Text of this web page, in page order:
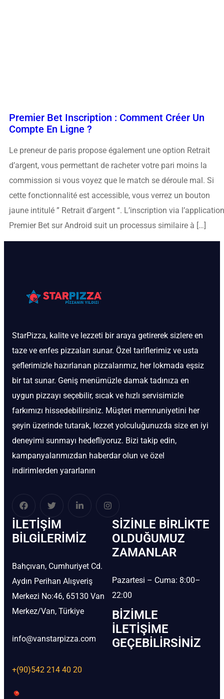
Premier Bet Inscription : Comment Créer Un
Compte En Ligne ?
Le preneur de paris propose également une option Retrait
d’argent, vous permettant de racheter votre pari moins la
commission si vous voyez que le match se déroule mal. Si
cette fonctionnalité est accessible, vous verrez un bouton
jaune intitulé ” Retrait d’argent “. L’inscription via l’application
Premier Bet sur Android suit un processus similaire à […]
StarPizza, kalite ve lezzeti bir araya getirerek sizlere en
taze ve enfes pizzaları sunar. Özel tariflerimiz ve usta
şeflerimizle hazırlanan pizzalarımız, her lokmada eşsiz
bir tat sunar. Geniş menümüzle damak tadınıza en
uygun pizzayı seçebilir, sıcak ve hızlı servisimizle
farkımızı hissedebilirsiniz. Müşteri memnuniyetini her
şeyin üzerinde tutarak, lezzet yolculuğunuzda size en iyi
deneyimi sunmayı hedefliyoruz. Bizi takip edin,
kampanyalarımızdan haberdar olun ve özel
indirimlerden yararlanın
İLETIŞIM
BİLGILERIMIZ
Bahçıvan, Cumhuriyet Cd.
Aydın Perihan Alışveriş
Merkezi No:46, 65130 Van
Merkez/Van, Türkiye
info@vanstarpizza.com
+(90)542 214 40 20
SIZINLE BIRLIKTE
OLDUĞUMUZ
ZAMANLAR
Pazartesi – Cuma: 8:00–
22:00
BIZIMLE
İLETIŞIME
GEÇEBILIRSINIZ